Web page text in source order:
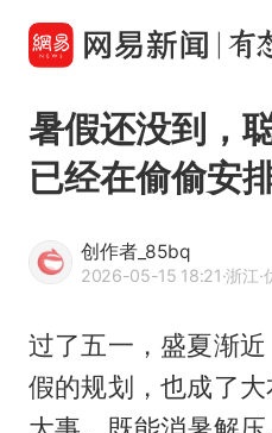
暑假还没到，
已经在偷偷安
创作者_85bq
2026-05-15 18:21·浙江·
过了五一，盛夏渐
假的规划，也成了